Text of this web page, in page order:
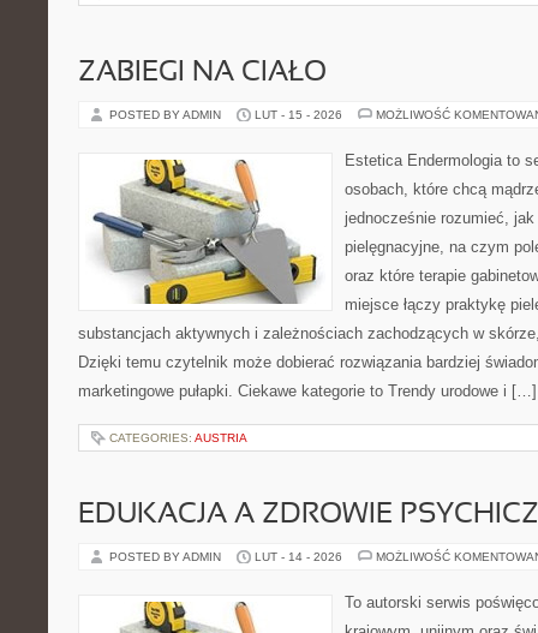
ZABIEGI NA CIAŁO
POSTED BY ADMIN LUT - 15 - 2026 MOŻLIWOŚĆ
Estetica Endermologia to
osobach, które chcą
jednocześnie rozumieć, jak
pielęgnacyjne, na czym
oraz które terapie
miejsce łączy praktykę
substancjach aktywnych i zależnościach zachodzących w
Dzięki temu czytelnik może dobierać rozwiązania bardziej
marketingowe pułapki. Ciekawe kategorie to Trendy urodowe i […]
CATEGORIES: AUSTRIA
EDUKACJA A ZDROWIE
POSTED BY ADMIN LUT - 14 - 2026 MOŻLIWOŚĆ
To autorski serwis